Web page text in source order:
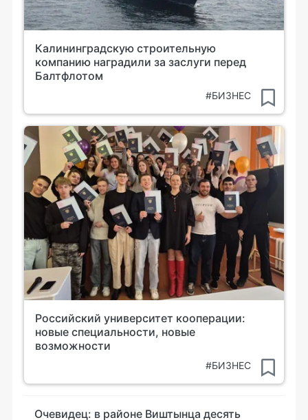
Калининградскую строительную
компанию наградили за заслуги перед
Балтфлотом
#БИЗНЕС
Российский университет кооперации:
новые специальности, новые
возможности
#БИЗНЕС
Очевидец: в районе Виштынца десять